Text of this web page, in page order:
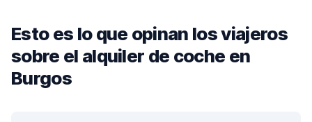
Esto es lo que opinan los viajeros
sobre el alquiler de coche en
Burgos